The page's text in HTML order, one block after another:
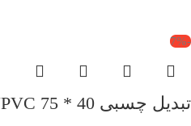
-7%
تبدیل چسبی 40 * 75 UPVC پیمتاش